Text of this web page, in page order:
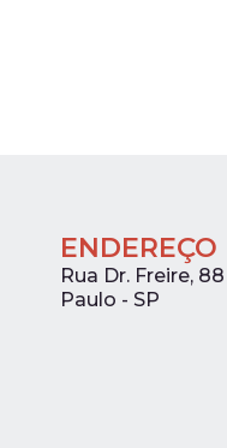
ENDEREÇO
Rua Dr. Freire,
Paulo - SP